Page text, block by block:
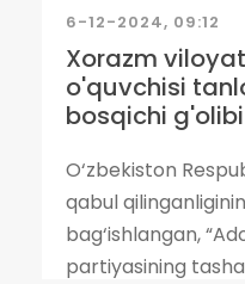
6-12-2024, 09:12
Xorazm
o'quvchisi
bosqichi g'olibi
O‘zbekiston
qabul
bag‘ishlangan,
partiyasining